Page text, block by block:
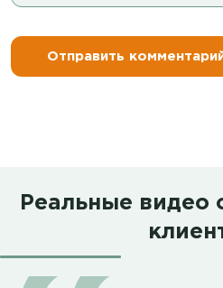
Реальные видео